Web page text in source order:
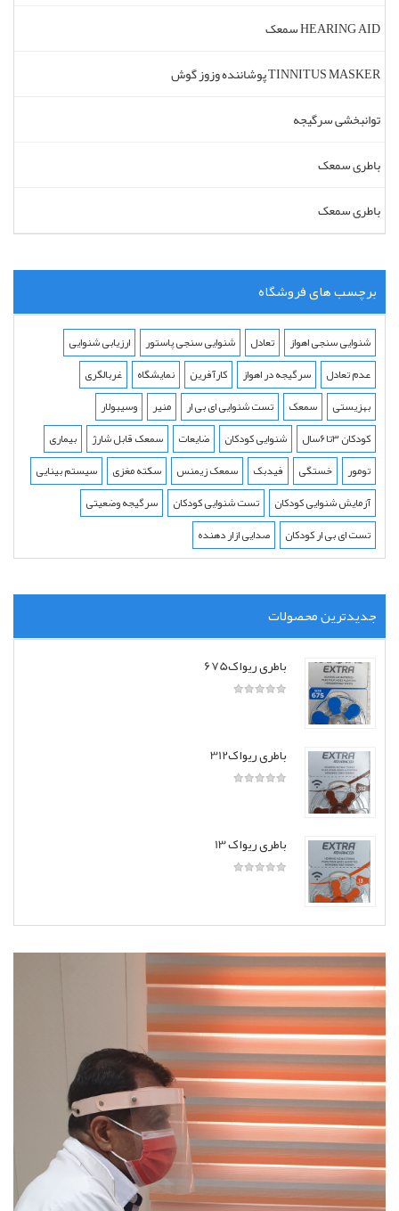
سمعک HEARING AID
پوشاننده وزوز گوش TINNITUS MASKER
توانبخشی سرگیجه
باطری سمعک
باطری سمعک
برچسب های فروشگاه
شنوایی سنجی اهواز تعادل شنوایی سنجی پاستور
ارزیابی شنوایی
عدم تعادل
سرگیجه در اهواز کارآفرین نمایشگاه
غربالگری
بهزیستی
سمعک تست شنوایی ای بی ار منیر
وسیبولار
کودکان 3تا6سال
شنوایی کودکان ضایعات سمعک قابل شارژ
بیماری
تومور
خستگی فیدبک سمعک زیمنس سکته مغزی
سیستم بینایی
آزمایش شنوایی کودکان
تست شنوایی کودکان
سرگیجه وضعیتی
تست ای بی ار کودکان
صدایی ازار دهنده
جدیدترین محصولات
باطری ریواک675
باطری ریواک312
باطری ریواک 13